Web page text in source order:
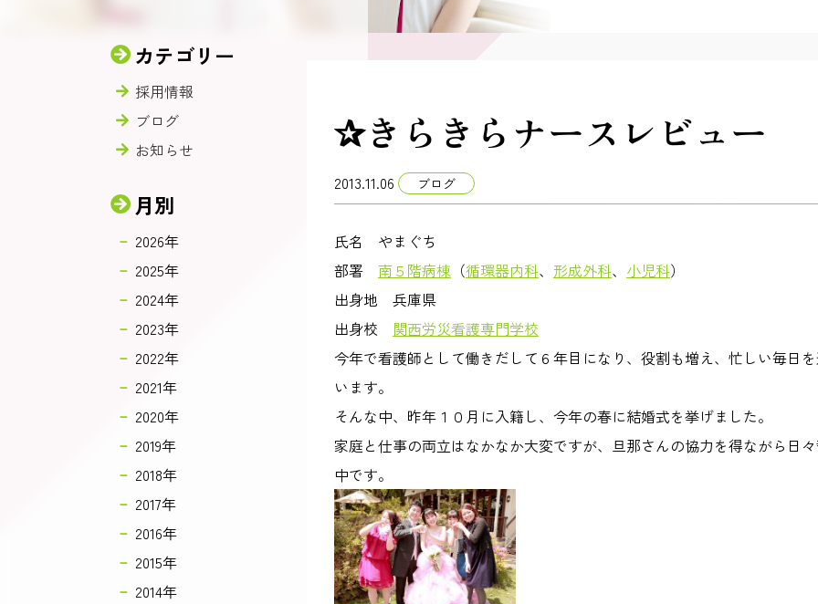
✰きらきらナースレビュー
2013.11.06 ブログ
氏名 やまぐち
部署 南５階病棟 （循環器内科、 形成外科、 小児科）
出身地 兵庫県
出身校 関西労災看護専門学校
今年で看護師として働きだして６年目になり、役割も増え、忙しい毎日
います。
そんな中、昨年１０月に入籍し、今年の春に結婚式を挙げました。
家庭と仕事の両立はなかなか大変ですが、旦那さんの協力を得ながら日
中です。
カテゴリー
採用情報
ブログ
お知らせ
月別
2026年
2025年
2024年
2023年
2022年
2021年
2020年
2019年
2018年
2017年
2016年
2015年
2014年